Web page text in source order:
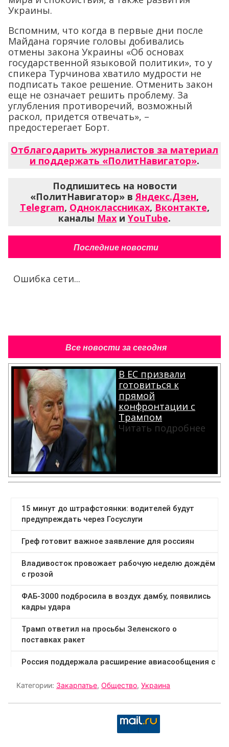
Украины.
Вспомним, что когда в первые дни после
Майдана горячие головы добивались
отмены закона Украины «Об основах
государственной языковой политики», то у
спикера Турчинова хватило мудрости не
подписать такое решение. Отменить закон
еще не означает решить проблему. За
углубления противоречий, возможный
раскол, придется отвечать», –
предостерегает Борт.
Отблагодарить журналистов за материал
и поддержать «ПолитНавигатор».
Подпишитесь на новости
«ПолитНавигатор» вЯндекс.Дзен,
Telegram, Одноклассниках, Вконтакте,
каналы Max и YouTube.
Последние новости
Ошибка сети...
Все новости за сегодня
В ЕС призвали
готовиться к
прямой
конфронтации с
Трампом
Читать подробнее
Категории: Закарпатье, Общество, Украина